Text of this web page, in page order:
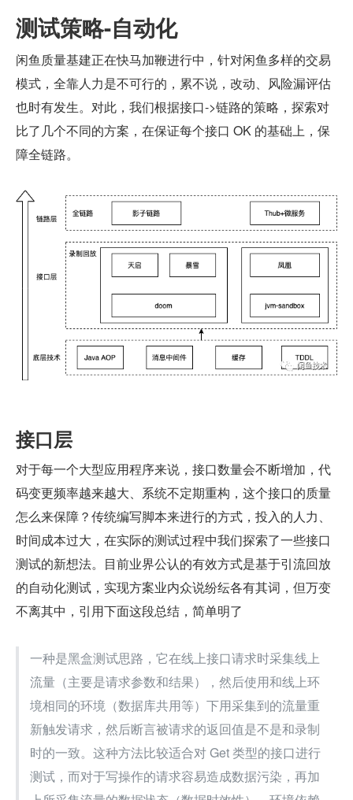
测试策略-自动化
闲鱼质量基建正在快马加鞭进行中，针对闲鱼多样的交易
模式，全靠人力是不可行的，累不说，改动、风险漏评估
也时有发生。对此，我们根据接口->链路的策略，探索对
比了几个不同的方案，在保证每个接口 OK 的基础上，保
障全链路。
接口层
对于每一个大型应用程序来说，接口数量会不断增加，代
码变更频率越来越大、系统不定期重构，这个接口的质量
怎么来保障？传统编写脚本来进行的方式，投入的人力、
时间成本过大，在实际的测试过程中我们探索了一些接口
测试的新想法。目前业界公认的有效方式是基于引流回放
的自动化测试，实现方案业内众说纷纭各有其词，但万变
不离其中，引用下面这段总结，简单明了
一种是黑盒测试思路，它在线上接口请求时采集线上
流量（主要是请求参数和结果），然后使用和线上环
境相同的环境（数据库共用等）下用采集到的流量重
新触发请求，然后断言被请求的返回值是不是和录制
时的一致。这种方法比较适合对 Get 类型的接口进行
测试，而对于写操作的请求容易造成数据污染，再加